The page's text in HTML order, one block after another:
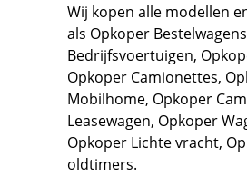
Wij kopen alle modellen
als Opkoper Bestelwagens
Bedrijfsvoertuigen,
Opkoper Camionettes,
Mobilhome, Opkoper
Leasewagen, Opkoper
Opkoper Lichte vracht,
oldtimers.